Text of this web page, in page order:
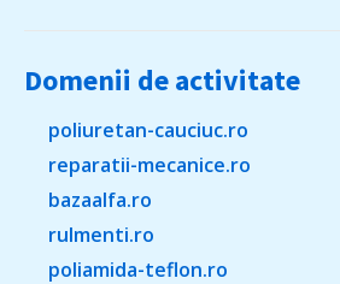
Domenii de activitate
poliuretan-cauciuc.ro
reparatii-mecanice.ro
bazaalfa.ro
rulmenti.ro
poliamida-teflon.ro